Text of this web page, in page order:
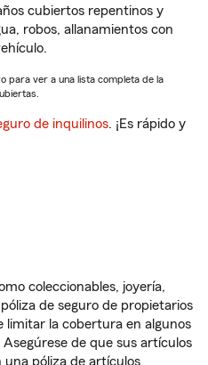
cubiertos repentinos y
robos, allanamientos con
para ver a una lista completa de la
de inquilinos. ¡Es rápido y
coleccionables, joyería,
de seguro de propietarios
limitar la cobertura en algunos
de que sus artículos
póliza de artículos